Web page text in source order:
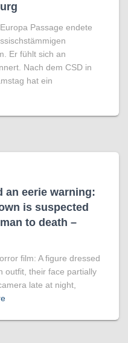
Passage endete
Er fühlt sich an
Nach dem CSD in
hat ein
an eerie warning:
is suspected
to death –
film: A figure dressed
outfit, their face partially
late at night,